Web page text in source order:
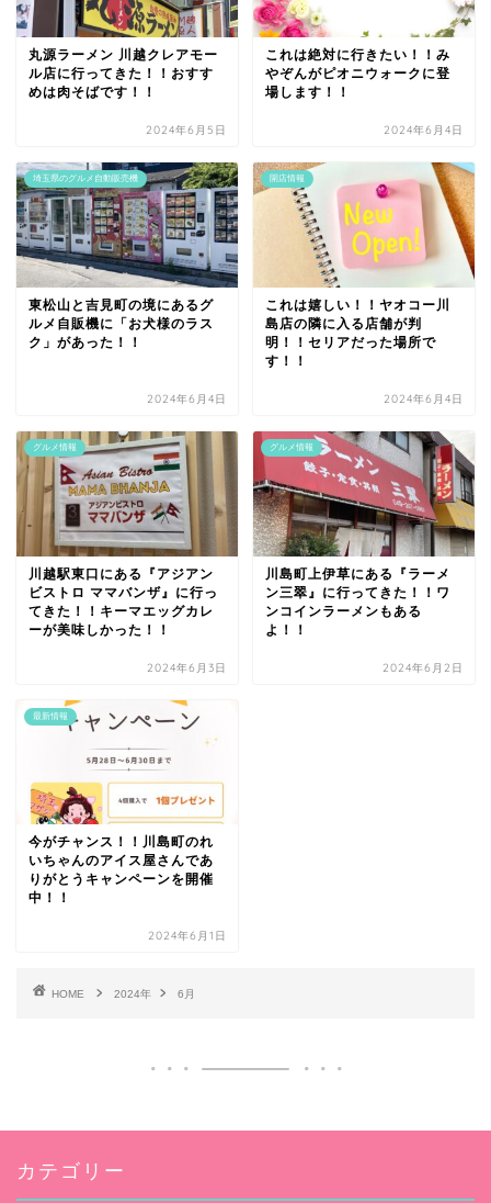
丸源ラーメン 川越クレアモー
ル店に行ってきた！！おすす
めは肉そばです！！
2024年6月5日
これは絶対に行きたい！！み
やぞんがピオニウォークに登
場します！！
2024年6月4日
埼玉県のグルメ自動販売機
東松山と吉見町の境にあるグ
ルメ自販機に「お犬様のラス
ク」があった！！
2024年6月4日
開店情報
これは嬉しい！！ヤオコー川
島店の隣に入る店舗が判
明！！セリアだった場所で
す！！
2024年6月4日
グルメ情報
川越駅東口にある『アジアン
ビストロ ママバンザ』に行っ
てきた！！キーマエッグカレ
ーが美味しかった！！
2024年6月3日
グルメ情報
川島町上伊草にある『ラーメ
ン三翠』に行ってきた！！ワ
ンコインラーメンもある
よ！！
2024年6月2日
最新情報
今がチャンス！！川島町のれ
いちゃんのアイス屋さんであ
りがとうキャンペーンを開催
中！！
2024年6月1日
HOME 2024年 6月
カテゴリー